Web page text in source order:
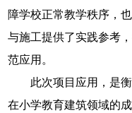
障学校正常教学秩序，
与施工提供了实践参考
范应用。
此次项目应用，是
在小学教育建筑领域的